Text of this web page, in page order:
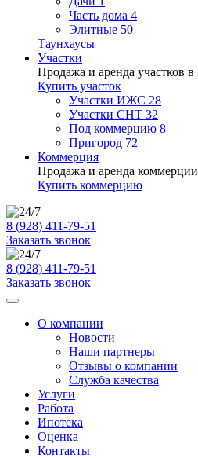
Часть дома 4
Элитные 50
Таунхаусы
Участки
Продажа и аренда участков
Купить участок
Участки ИЖС 28
Участки СНТ 32
Под коммерцию 8
Пригород 72
Коммерция
Продажа и аренда
Купить коммерцию
8 (928) 411-79-51
Заказать звонок
8 (928) 411-79-51
Заказать звонок
О компании
Новости
Наши партнеры
Отзывы о компании
Служба качества
Услуги
Работа
Ипотека
Оценка
Контакты